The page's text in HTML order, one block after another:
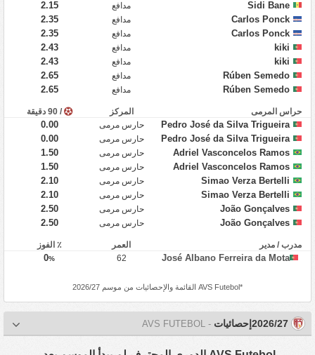
Sidi Bane مدافع
2.15
Carlos Ponck
مدافع
2.35
Carlos Ponck
مدافع
2.35
kiki
مدافع
2.43
kiki
مدافع
2.43
Rúben Semedo
مدافع
2.65
Rúben Semedo
مدافع 2.65
حراس المرمى المركز / 90 دقيقة
Pedro José da Silva Trigueira حارس مرمى
0.00
Pedro José da Silva Trigueira
حارس مرمى
0.00
Adriel Vasconcelos Ramos
حارس مرمى
1.50
Adriel Vasconcelos Ramos
حارس مرمى
1.50
Simao Verza Bertelli
حارس مرمى
2.10
Simao Verza Bertelli
حارس مرمى
2.10
João Gonçalves
حارس مرمى
2.50
João Gonçalves
حارس مرمى 2.50
مدرب / مدير العمر ٪ الفوز
José Albano Ferreira da Mota
62
0%
*
AVS Futebol القائمة والإحصائيات من موسم 2026/27
2026/27إحصائيات - AVS FUTEBOL